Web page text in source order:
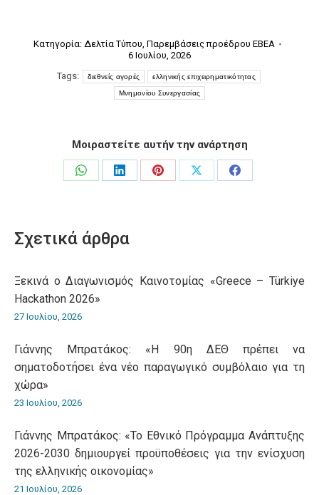
Κατηγορία: Δελτία Τύπου Παρεμβάσεις προέδρου ΕΒΕΑ
6 Ιουλίου, 2026
Tags:
διεθνείς αγορές ελληνικής επιχειρηματικότητας
Μνημονίου Συνεργασίας
Μοιραστείτε αυτήν την ανάρτηση
Share
Share
Share
Share
Share
Σχετικά άρθρα
Ξεκινά ο Διαγωνισμός Καινοτομίας «Greece – Türkiye
Hackathon 2026»
27 Ιουλίου, 2026
Γιάννης Μπρατάκος: «Η 90η ΔΕΘ πρέπει να
σηματοδοτήσει ένα νέο παραγωγικό συμβόλαιο για τη
χώρα»
23 Ιουλίου, 2026
Γιάννης Μπρατάκος: «Το Εθνικό Πρόγραμμα Ανάπτυξης
2026-2030 δημιουργεί προϋποθέσεις για την ενίσχυση
της ελληνικής οικονομίας»
21 Ιουλίου, 2026